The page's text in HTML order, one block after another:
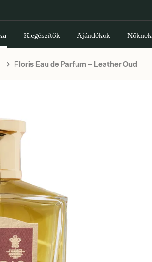
Kiegészítők Ajándékok Nőknek
Floris Eau de Parfum — Leather Oud